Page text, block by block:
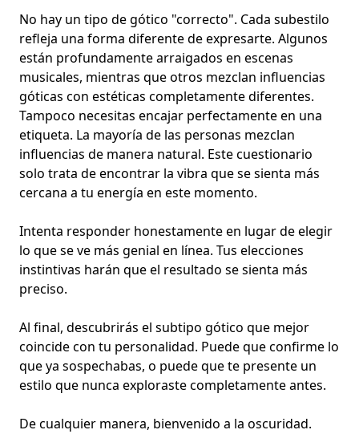
No hay un tipo de gótico "correcto". Cada subestilo
refleja una forma diferente de expresarte. Algunos
están profundamente arraigados en escenas
musicales, mientras que otros mezclan influencias
góticas con estéticas completamente diferentes.
Tampoco necesitas encajar perfectamente en una
etiqueta. La mayoría de las personas mezclan
influencias de manera natural. Este cuestionario
solo trata de encontrar la vibra que se sienta más
cercana a tu energía en este momento.
Intenta responder honestamente en lugar de elegir
lo que se ve más genial en línea. Tus elecciones
instintivas harán que el resultado se sienta más
preciso.
Al final, descubrirás el subtipo gótico que mejor
coincide con tu personalidad. Puede que confirme lo
que ya sospechabas, o puede que te presente un
estilo que nunca exploraste completamente antes.
De cualquier manera, bienvenido a la oscuridad.